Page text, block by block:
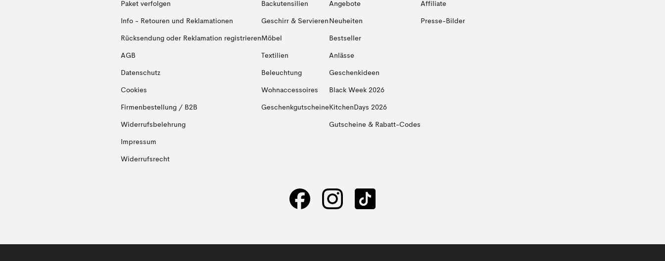
Paket verfolgen
Info - Retouren und Reklamationen
Rücksendung oder Reklamation registrieren
AGB
Datenschutz
Cookies
Firmenbestellung / B2B
Widerrufsbelehrung
Impressum
Widerrufsrecht
Backutensilien
Geschirr & Servieren
Möbel
Textilien
Beleuchtung
Wohnaccessoires
Geschenkgutscheine
Angebote
Neuheiten
Bestseller
Anlässe
Geschenkideen
Black Week 2026
KitchenDays 2026
Gutscheine & Rabatt-Codes
Affiliate
Presse-Bilder